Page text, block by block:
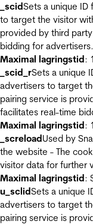
_scidSets a unique
to target the visitor
provided by third
bidding for advertisers.
Maximal lagringstid:
_scid_rSets a unique
advertisers to target
pairing service is
facilitates real-time
Maximal lagringstid:
_screloadUsed by
the website - The
visitor data for further
Maximal lagringstid:
u_sclidSets a unique
advertisers to target
pairing service is